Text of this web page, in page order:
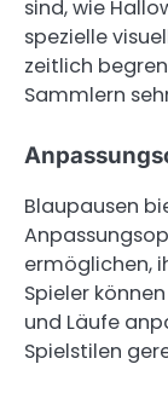
sind, wie
spezielle
zeitlich
Sammlern
Blaupausen
ermöglichen,
Spieler
und Läufe
Spielstilen